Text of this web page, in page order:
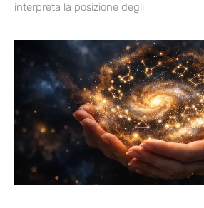
interpreta la posizione degli